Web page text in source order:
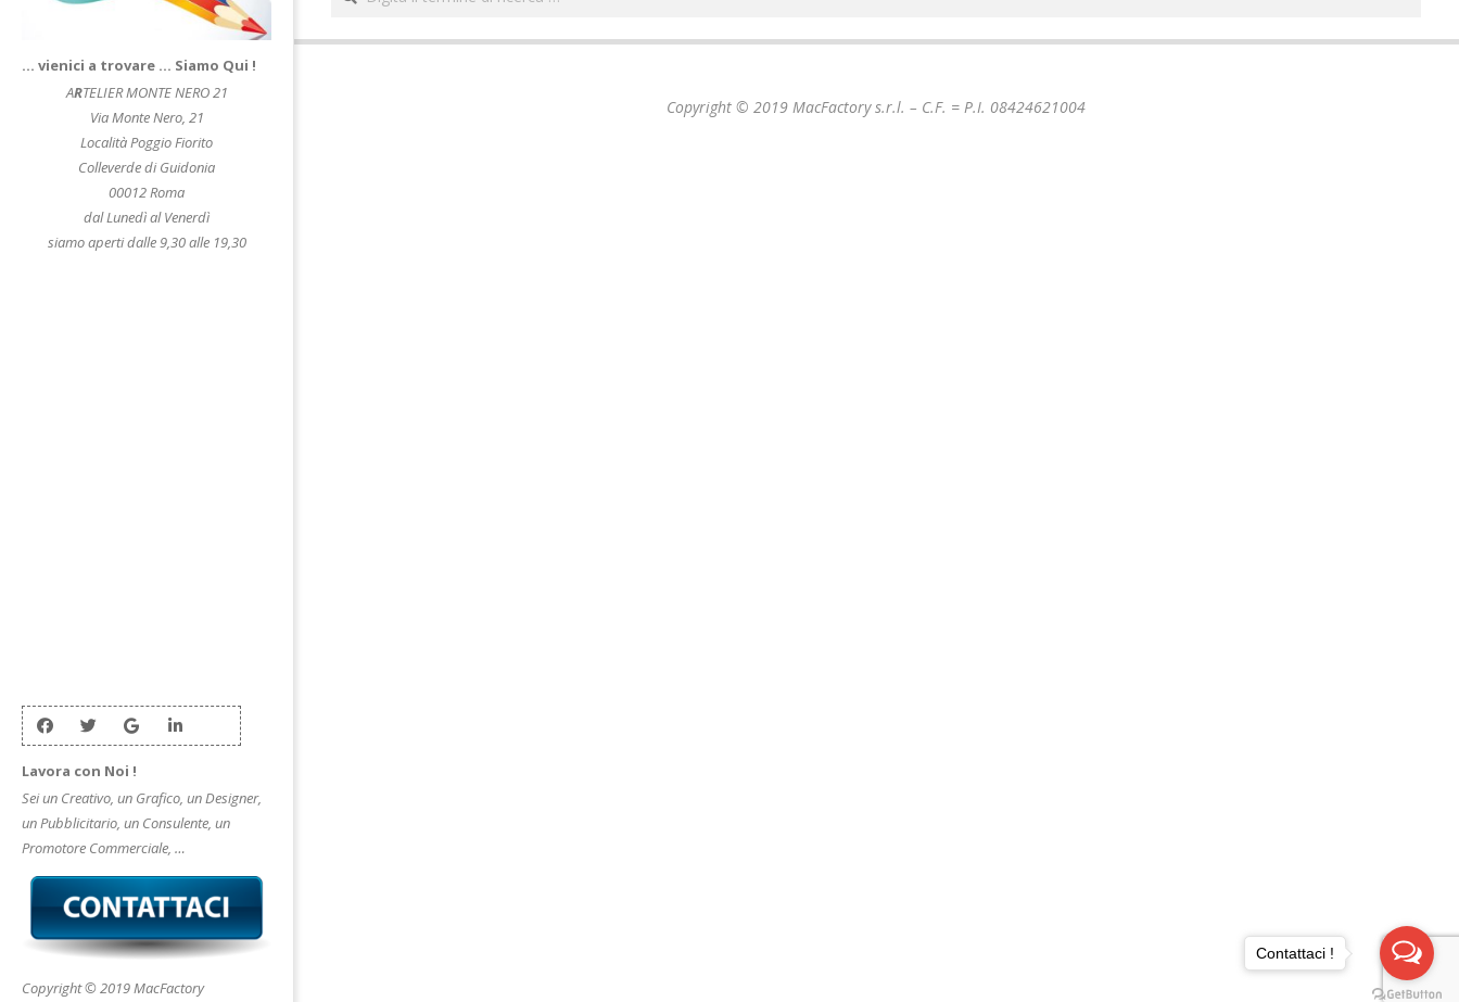
… vienici a trovare … Siamo Qui !
ARTELIER MONTE NERO 21
Via Monte Nero, 21
Località Poggio Fiorito
Colleverde di Guidonia
00012 Roma
dal Lunedì al Venerdì
siamo aperti dalle 9,30 alle 19,30
Lavora con Noi !
Sei un Creativo, un Grafico, un Designer,
un Pubblicitario, un Consulente, un
Promotore Commerciale, …
Copyright © 2019 MacFactory
Copyright © 2019 MacFactory s.r.l. – C.F. = P.I. 08424621004
Contattaci !